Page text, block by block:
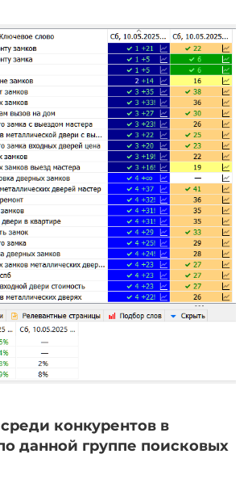
конкурентов в
данной группе поисковых